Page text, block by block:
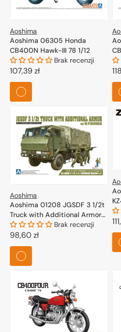
Aoshima
Aoshima 06305 Honda
CB400N Hawk-III 78 1/12
Brak recenzji
Cena
regularna
107,39 zł
Aoshima
Aoshima 01208 JGSDF 3 1/2t
Truck with Additional Armor
w/6 Figures 1/72Brak recenzji
Cena
regularna
98,60 zł